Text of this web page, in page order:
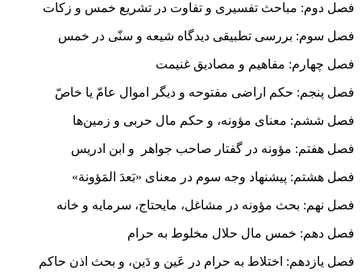
فصل دوم: مباحث تفسیری و تفاوت در تشریع خمس و زکات
فصل سوم: بررسی تطبیقی دیدگاه شیعه و سنّی در خمس
فصل چهارم: مفاهیم و مصادیق غنیمت
فصل پنجم: حکم اراضی مفتوحه و دیگر اموال عامّ یا خاصّ
فصل ششم: معنای مؤونه، و حکم مال حربی و زمین‌ها
فصل هفتم: مؤونه در گفتار صاحب جواهر و ابن ادریس
فصل هشتم: پیشنهاد وجه سوم در معنای «بَعدَ المَؤونة»
فصل نهم: بحث مؤونه در مشاغل، مایحتاج، سرمایه و خانه
فصل دهم: خمس مال حلال مخلوط به حرام
فصل یازدهم: اختلاط به حرام در عَین و دَین، و بحث اذن حاکم